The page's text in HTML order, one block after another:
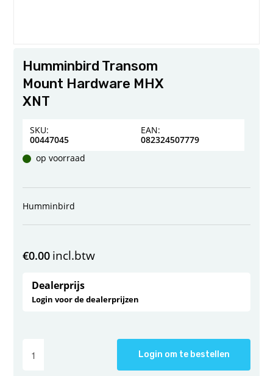
Humminbird Transom
Mount Hardware MHX
XNT
SKU:
00447045
EAN:
082324507779
op voorraad
Humminbird
€0.00 incl.btw
Dealerprijs
Login voor de dealerprijzen
Login om te bestellen